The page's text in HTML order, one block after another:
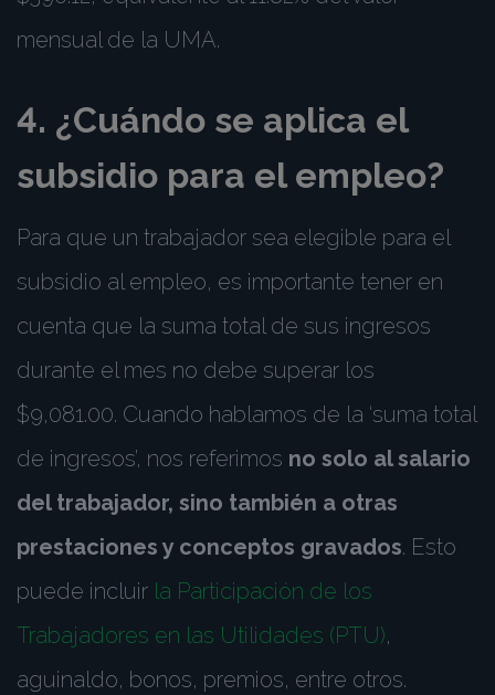
mensual de la UMA.
4. ¿Cuándo se aplica el
subsidio para el empleo?
Para que un trabajador sea elegible para el
subsidio al empleo, es importante tener en
cuenta que la suma total de sus ingresos
durante el mes no debe superar los
$9,081.00. Cuando hablamos de la ‘suma total
de ingresos’, nos referimos no solo al salario
del trabajador, sino también a otras
prestaciones y conceptos gravados. Esto
puede incluir la Participación de los
Trabajadores en las Utilidades (PTU),
aguinaldo, bonos, premios, entre otros.